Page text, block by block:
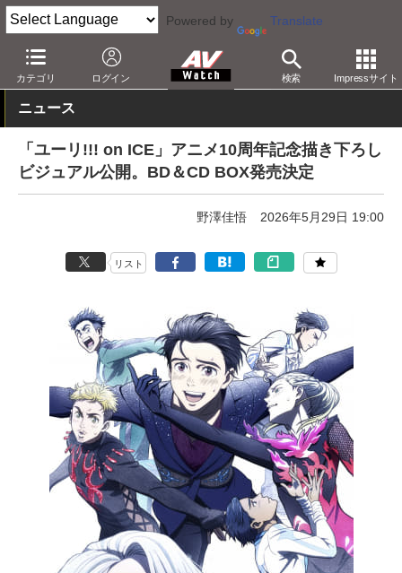
Powered by Translate
カテゴリ ログイン 検索 Impressサイト
AV Watch コンテンツ・サービス アニメ
ニュース
「ユーリ!!! on ICE」アニメ10周年記念描き下ろし
ビジュアル公開。BD＆CD BOX発売決定
野澤佳悟 2026年5月29日 19:00
リスト